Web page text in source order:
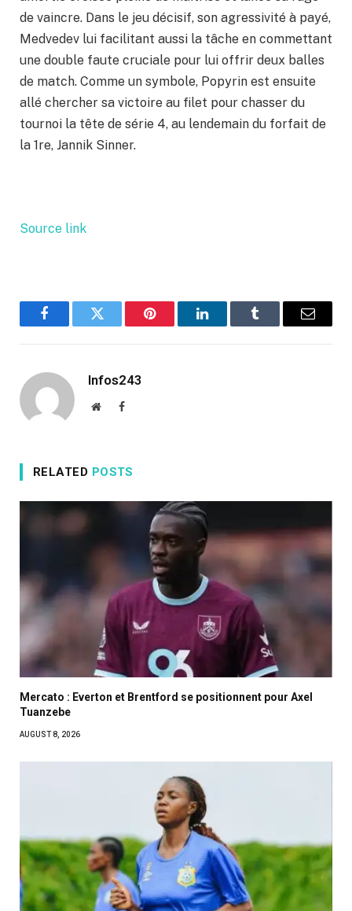
de vaincre. Dans le jeu décisif, son agressivité à payé,
Medvedev lui facilitant aussi la tâche en commettant
une double faute cruciale pour lui offrir deux balles
de match. Comme un symbole, Popyrin est ensuite
allé chercher sa victoire au filet pour chasser du
tournoi la tête de série 4, au lendemain du forfait de
la 1re, Jannik Sinner.
Source link
FacebookTwitter Pinterest LinkedInTumblr Email
Infos243
WebsiteFacebook
RELATED POSTS
Mercato : Everton et Brentford se positionnent pour Axel
Tuanzebe
AUGUST 8, 2026